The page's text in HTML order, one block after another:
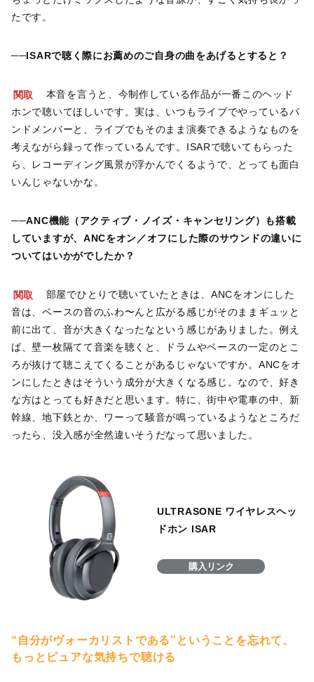
たです。
──ISARで聴く際にお薦めのご自身の曲をあげるとすると？
関取
本音を言うと、今制作している作品が一番このヘッド
ホンで聴いてほしいです。実は、いつもライブでやっているバ
ンドメンバーと、ライブでもそのまま演奏できるようなものを
考えながら録って作っているんです。ISARで聴いてもらった
ら、レコーディング風景が浮かんでくるようで、とっても面白
いんじゃないかな。
──ANC機能（アクティブ・ノイズ・キャンセリング）も搭載
していますが、ANCをオン／オフにした際のサウンドの違いに
ついてはいかがでしたか？
関取
部屋でひとりで聴いていたときは、ANCをオンにした
音は、ベースの音のふわ〜んと広がる感じがそのままギュッと
前に出て、音が大きくなったなという感じがありました。例え
ば、壁一枚隔てて音楽を聴くと、ドラムやベースの一定のとこ
ろが抜けて聴こえてくることがあるじゃないですか。ANCをオ
ンにしたときはそういう成分が大きくなる感じ。なので、好き
な方はとっても好きだと思います。特に、街中や電車の中、新
幹線、地下鉄とか、ワーって騒音が鳴っているようなところだ
ったら、没入感が全然違いそうだなって思いました。
ULTRASONE ワイヤレスヘッ
ドホン ISAR
購入リンク
“自分がヴォーカリストである”ということを忘れて、
もっとピュアな気持ちで聴ける